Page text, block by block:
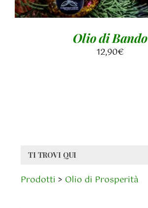
Olio di Bando
12,90€
TI TROVI QUI
Prodotti > Olio di Prosperità